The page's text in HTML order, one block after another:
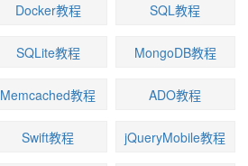
Docker教程 SQL教程
SQLite教程 MongoDB教程
Memcached教程 ADO教程
Swift教程 jQueryMobile教程